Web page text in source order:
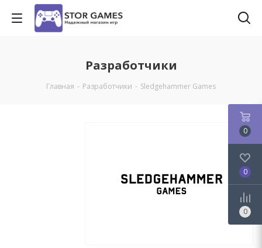
Разработчики
Главная - Разработчики - Sledgehammer Games
0
0
0